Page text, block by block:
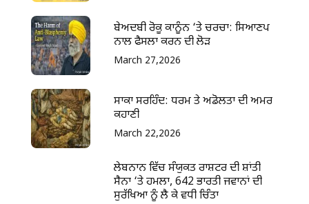
ਬੇਅਦਬੀ ਰੋਕੂ ਕਾਨੂੰਨ ‘ਤੇ ਚਰਚਾ: ਸਿਆਣਪ
ਨਾਲ ਫੈਸਲਾ ਕਰਨ ਦੀ ਲੋੜ
March 27,2026
ਸਾਕਾ ਸਰਹਿੰਦ: ਧਰਮ ਤੇ ਅਡੋਲਤਾ ਦੀ ਅਮਰ
ਕਹਾਣੀ
March 22,2026
ਲੇਬਨਾਨ ਵਿੱਚ ਸੰਯੁਕਤ ਰਾਸ਼ਟਰ ਦੀ ਸ਼ਾਂਤੀ
ਸੈਨਾ ‘ਤੇ ਹਮਲਾ, 642 ਭਾਰਤੀ ਜਵਾਨਾਂ ਦੀ
ਸੁਰੱਖਿਆ ਨੂੰ ਲੈ ਕੇ ਵਧੀ ਚਿੰਤਾ